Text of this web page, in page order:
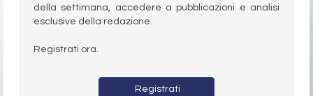
della settimana, accedere a pubblicazioni e analisi
esclusive della redazione.
Registrati ora.
Registrati